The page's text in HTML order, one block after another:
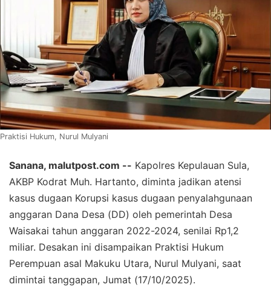
Praktisi Hukum, Nurul Mulyani
Sanana, malutpost.com -- Kapolres Kepulauan Sula,
AKBP Kodrat Muh. Hartanto, diminta jadikan atensi
kasus dugaan Korupsi kasus dugaan penyalahgunaan
anggaran Dana Desa (DD) oleh pemerintah Desa
Waisakai tahun anggaran 2022-2024, senilai Rp1,2
miliar. Desakan ini disampaikan Praktisi Hukum
Perempuan asal Makuku Utara, Nurul Mulyani, saat
dimintai tanggapan, Jumat (17/10/2025).